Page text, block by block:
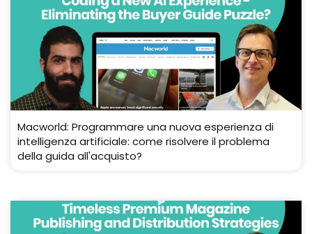
Macworld: Programmare una nuova esperienza di
intelligenza artificiale: come risolvere il problema
della guida all'acquisto?